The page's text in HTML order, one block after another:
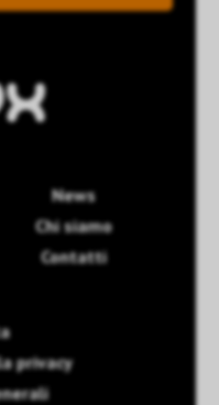
News
Chi siamo
Contatti
privacy